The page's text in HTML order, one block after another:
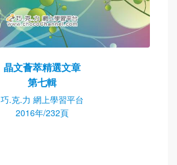
晶文薈萃精選文章
第七輯
巧.克.力 網上學習平台
2016年/232頁